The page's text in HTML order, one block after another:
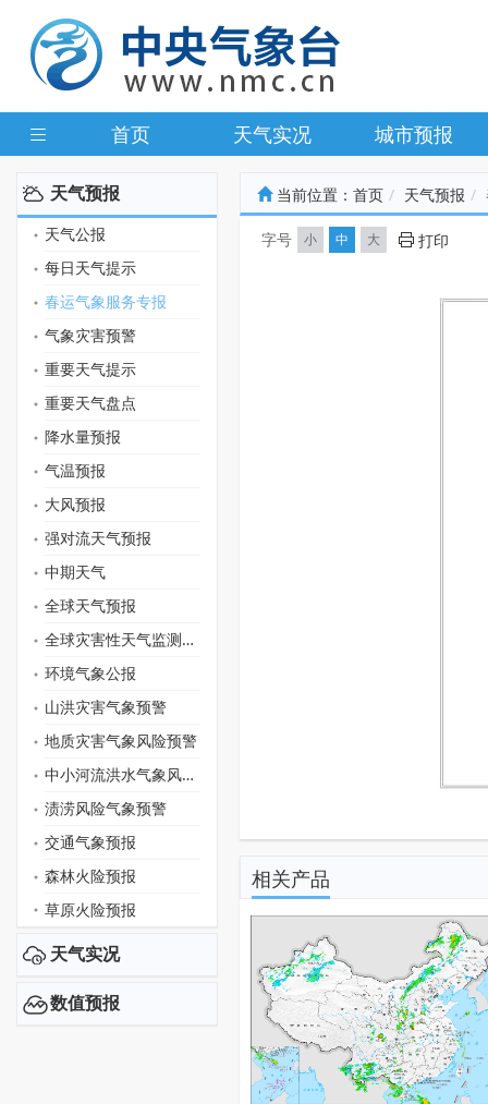
首页 天气实况 城市预报
天气预报
天气公报
每日天气提示
春运气象服务专报
气象灾害预警
重要天气提示
重要天气盘点
降水量预报
气温预报
大风预报
强对流天气预报
中期天气
全球天气预报
全球灾害性天气监测月报
环境气象公报
山洪灾害气象预警
地质灾害气象风险预警
中小河流洪水气象风险预警
渍涝风险气象预警
交通气象预报
森林火险预报
草原火险预报
天气实况
数值预报
当前位置： 首页 天气预报
字号 小 中 大 打印
相关产品